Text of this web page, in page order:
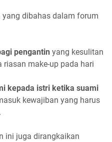
dibahas dalam forum
pengantin yang kesulitan
riasan make-up pada hari
kepada istri ketika suami
kewajiban yang harus
ini juga dirangkaikan